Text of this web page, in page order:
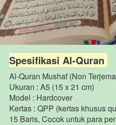
Spesifikasi Al-Quran
Al-Quran Mushaf (Non
Ukuran : A5 (15 x 21 cm)
Model : Hardcover
Kertas : QPP (kertas khusus
15 Baris, Cocok untuk para